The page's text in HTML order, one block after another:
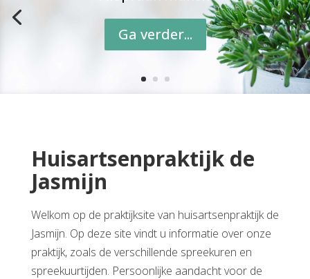
Ga verder...
Huisartsenpraktijk de
Jasmijn
Welkom op de praktijksite van huisartsenpraktijk de
Jasmijn. Op deze site vindt u informatie over onze
praktijk, zoals de verschillende spreekuren en
spreekuurtijden. Persoonlijke aandacht voor de